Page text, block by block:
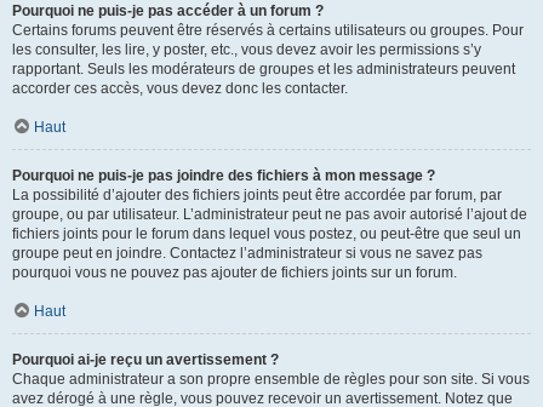
Pourquoi ne puis-je pas accéder à un forum ?
Certains forums peuvent être réservés à certains utilisateurs ou groupes. Pour
les consulter, les lire, y poster, etc., vous devez avoir les permissions s’y
rapportant. Seuls les modérateurs de groupes et les administrateurs peuvent
accorder ces accès, vous devez donc les contacter.
Haut
Pourquoi ne puis-je pas joindre des fichiers à mon message ?
La possibilité d’ajouter des fichiers joints peut être accordée par forum, par
groupe, ou par utilisateur. L’administrateur peut ne pas avoir autorisé l’ajout de
fichiers joints pour le forum dans lequel vous postez, ou peut-être que seul un
groupe peut en joindre. Contactez l’administrateur si vous ne savez pas
pourquoi vous ne pouvez pas ajouter de fichiers joints sur un forum.
Haut
Pourquoi ai-je reçu un avertissement ?
Chaque administrateur a son propre ensemble de règles pour son site. Si vous
avez dérogé à une règle, vous pouvez recevoir un avertissement. Notez que